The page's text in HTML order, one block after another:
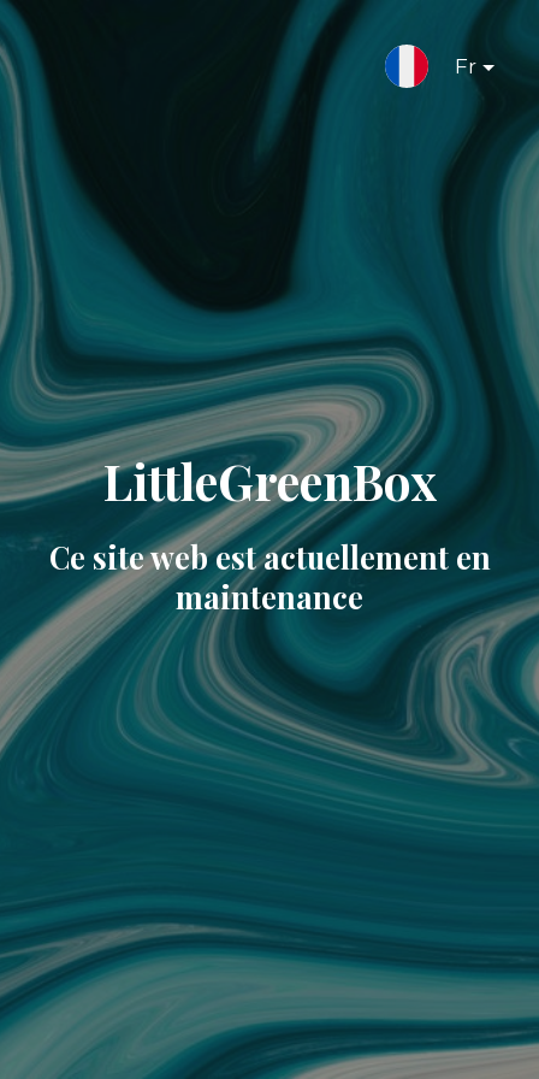
Fr
LittleGreenBox
Ce site web est actuellement en
maintenance